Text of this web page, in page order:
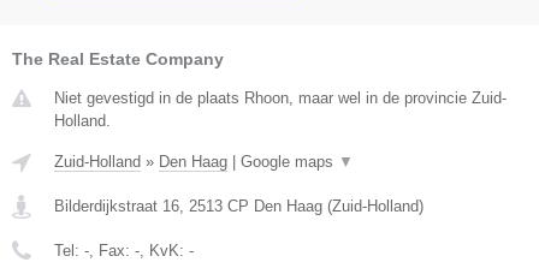
The Real Estate Company
Niet gevestigd in de plaats Rhoon, maar wel in de provincie Zuid-
Holland.
Zuid-Holland » Den Haag | Google maps ▼
Bilderdijkstraat 16 2513 CP Den Haag (Zuid-Holland)
Tel: - , Fax: - , KvK: -